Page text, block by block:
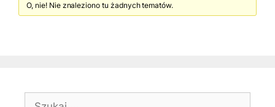
O, nie! Nie znaleziono tu żadnych tematów.
Szukaj: